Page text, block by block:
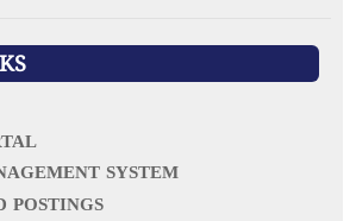
SYSTEM
POSTINGS